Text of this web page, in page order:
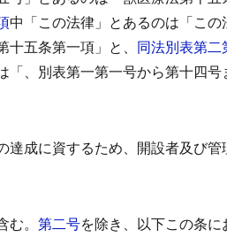
中「この法律」とあるのは「この
五条第一項」と、 同法別表第二
、別表第一第一号から第十四
成に資するため、開設者及び
。 第二号を除き、以下この条